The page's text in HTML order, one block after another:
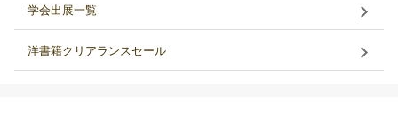
学会出展一覧
洋書籍クリアランスセール